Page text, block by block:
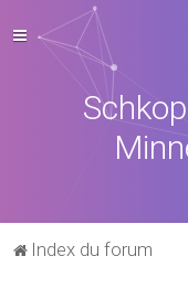
Index du forum